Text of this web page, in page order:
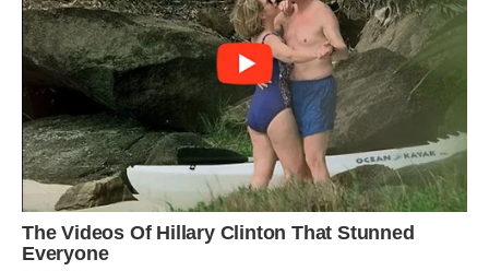
можуть бути більш організованими, ніж ми.
Планування нас стомлює. Але зате ми з радістю готові
грати в гру під назвою “Життя” без всякого сценарію.
Ми твердо віримо, що головне – зробити правильний
вибір тут і зараз. Ми обожнюємо спонтанність.
А якщо через те, що ми недостатньо добре все
розпланували, нас чекає якась неприємність, то ми
просто знаємо: як-небудь викрутимося! Завжди